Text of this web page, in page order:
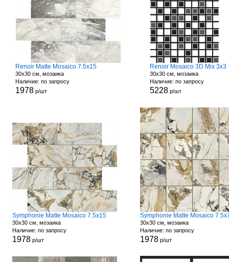
Renoir Matte Mosaico 7.5x15
30x30 см, мозаика
Наличие: по запросу
1978 р/шт
Renoir Mosaico 3D Mix 3x3
30x30 см, мозаика
Наличие: по запросу
5228 р/шт
Symphonie Matte Mosaico 7.5x15
30x30 см, мозаика
Наличие: по запросу
1978 р/шт
Symphonie Matte Mosaico
30x30 см, мозаика
Наличие: по запросу
1978 р/шт